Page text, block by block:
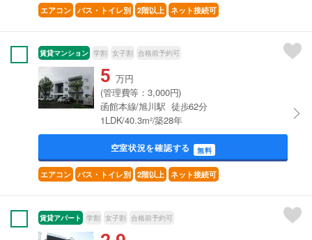
エアコン バス・トイレ別 2階以上 ネット接続可
賃貸マンション 学割 女子割 合格前予約可
5 万円
(管理費等：3,000円)
函館本線/旭川駅 徒歩62分
1LDK/40.3m²/築28年
空室状況を確認する 無料
エアコン バス・トイレ別 2階以上 ネット接続可
賃貸アパート 学割 女子割 合格前予約可